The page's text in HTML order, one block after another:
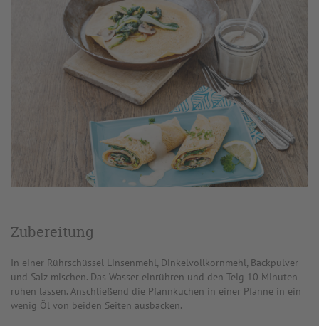
Zubereitung
In einer Rührschüssel Linsenmehl, Dinkelvollkornmehl, Backpulver
und Salz mischen. Das Wasser einrühren und den Teig 10 Minuten
ruhen lassen. Anschließend die Pfannkuchen in einer Pfanne in ein
wenig Öl von beiden Seiten ausbacken.